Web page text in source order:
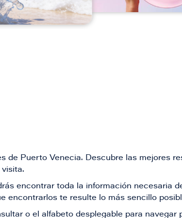
de Puerto Venecia. Descubre las mejores
encontrar toda la información necesaria
encontrarlos te resulte lo más sencillo
o el alfabeto desplegable para navegar